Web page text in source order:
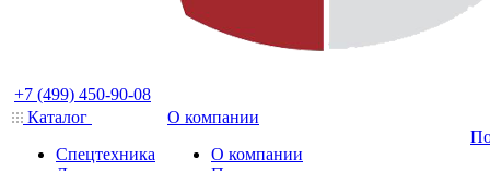
+7 (499) 450-90-08
Каталог
Спецтехника
О компании
О компании